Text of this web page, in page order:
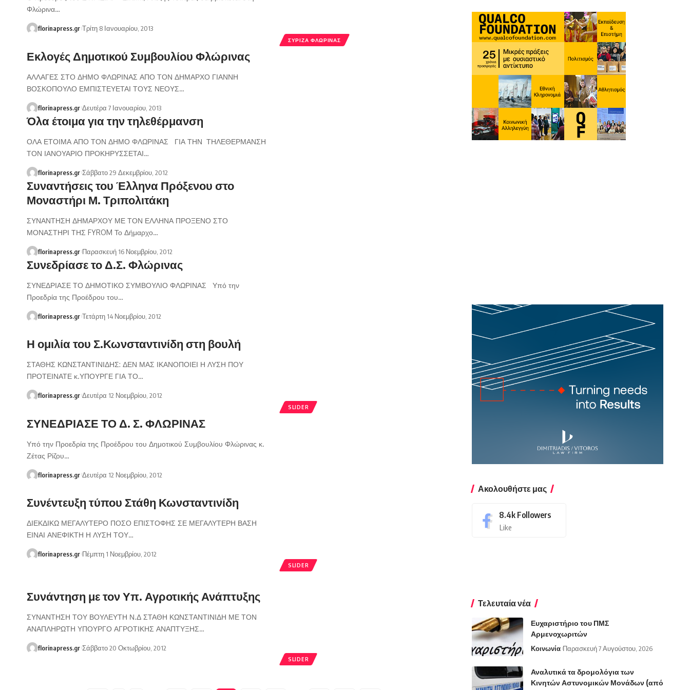
ΣΥΡΙΖΑ ΦΛΩΡΙΝΑΣ
Φλώρινα…
florinapress.gr Τρίτη 8 Ιανουαρίου, 2013
Εκλογές Δημοτικού Συμβουλίου Φλώρινας
ΑΛΛΑΓΕΣ ΣΤΟ ΔΗΜΟ ΦΛΩΡΙΝΑΣ ΑΠΟ ΤΟΝ ΔΗΜΑΡΧΟ ΓΙΑΝΝΗ
ΒΟΣΚΟΠΟΥΛΟ ΕΜΠΙΣΤΕΥΕΤΑΙ ΤΟΥΣ ΝΕΟΥΣ…
florinapress.gr Δευτέρα 7 Ιανουαρίου, 2013
Όλα έτοιμα για την τηλεθέρμανση
ΟΛΑ ΕΤΟΙΜΑ ΑΠΟ ΤΟΝ ΔΗΜΟ ΦΛΩΡΙΝΑΣ ΓΙΑ ΤΗΝ ΤΗΛΕΘΕΡΜΑΝΣΗ
ΤΟΝ ΙΑΝΟΥΑΡΙΟ ΠΡΟΚΗΡΥΣΣΕΤΑΙ…
florinapress.gr Σάββατο 29 Δεκεμβρίου, 2012
Συναντήσεις του Έλληνα Πρόξενου στο
Μοναστήρι Μ. Τριπολιτάκη
ΣΥΝΑΝΤΗΣΗ ΔΗΜΑΡΧΟΥ ΜΕ ΤΟΝ ΕΛΛΗΝΑ ΠΡΟΞΕΝΟ ΣΤΟ
ΜΟΝΑΣΤΗΡΙ ΤΗΣ FYROM Το Δήμαρχο…
florinapress.gr Παρασκευή 16 Νοεμβρίου, 2012
Συνεδρίασε το Δ.Σ. Φλώρινας
ΣΥΝΕΔΡΙΑΣΕ ΤΟ ΔΗΜΟΤΙΚΟ ΣΥΜΒΟΥΛΙΟ ΦΛΩΡΙΝΑΣ Υπό την
Προεδρία της Προέδρου του…
florinapress.gr Τετάρτη 14 Νοεμβρίου, 2012
SLIDER
Η ομιλία του Σ.Κωνσταντινίδη στη βουλή
ΣΤΑΘΗΣ ΚΩΝΣΤΑΝΤΙΝΙΔΗΣ: ΔΕΝ ΜΑΣ ΙΚΑΝΟΠΟΙΕΙ Η ΛΥΣΗ ΠΟΥ
ΠΡΟΤΕΙΝΑΤΕ κ.ΥΠΟΥΡΓΕ ΓΙΑ ΤΟ…
florinapress.gr Δευτέρα 12 Νοεμβρίου, 2012
ΣΥΝΕΔΡΙΑΣΕ ΤΟ Δ. Σ. ΦΛΩΡΙΝΑΣ
Υπό την Προεδρία της Προέδρου του Δημοτικού Συμβουλίου Φλώρινας κ.
Ζέτας Ρίζου…
florinapress.gr Δευτέρα 12 Νοεμβρίου, 2012
SLIDER
Συνέντευξη τύπου Στάθη Κωνσταντινίδη
ΔΙΕΚΔΙΚΩ ΜΕΓΑΛΥΤΕΡΟ ΠΟΣΟ ΕΠΙΣΤΟΦΗΣ ΣΕ ΜΕΓΑΛΥΤΕΡΗ ΒΑΣΗ
ΕΙΝΑΙ ΑΝΕΦΙΚΤΗ Η ΛΥΣΗ ΤΟΥ…
florinapress.gr Πέμπτη 1 Νοεμβρίου, 2012
SLIDER
Συνάντηση με τον Υπ. Αγροτικής Ανάπτυξης
ΣΥΝΑΝΤΗΣΗ ΤΟΥ ΒΟΥΛΕΥΤΗ Ν.Δ ΣΤΑΘΗ ΚΩΝΣΤΑΝΤΙΝΙΔΗ ΜΕ ΤΟΝ
ΑΝΑΠΛΗΡΩΤΗ ΥΠΟΥΡΓΟ ΑΓΡΟΤΙΚΗΣ ΑΝΑΠΤΥΞΗΣ…
florinapress.gr Σάββατο 20 Οκτωβρίου, 2012
Ακολουθήστε μας
8.4k Followers
Like
Τελευταία νέα
Ευχαριστήριο του ΠΜΣ
Αρμενοχωριτών
Κοινωνία Παρασκευή 7 Αυγούστου, 2026
Αναλυτικά τα δρομολόγια των
Κινητών Αστυνομικών Μονάδων (από